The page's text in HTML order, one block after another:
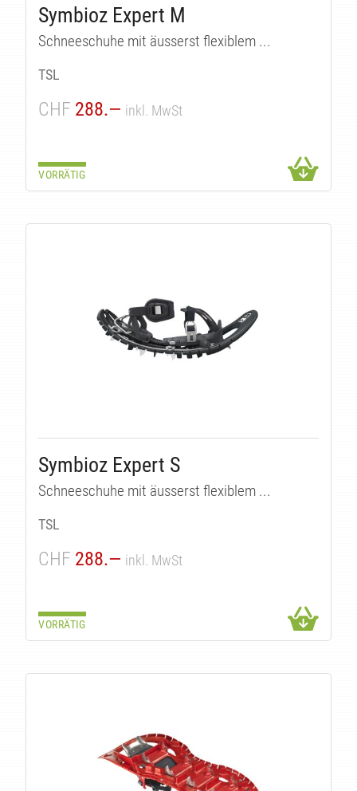
Symbioz Expert M
Schneeschuhe mit äusserst flexiblem ...
TSL
CHF 288.— inkl. MwSt
VORRÄTIG
Symbioz Expert S
Schneeschuhe mit äusserst flexiblem ...
TSL
CHF 288.— inkl. MwSt
VORRÄTIG